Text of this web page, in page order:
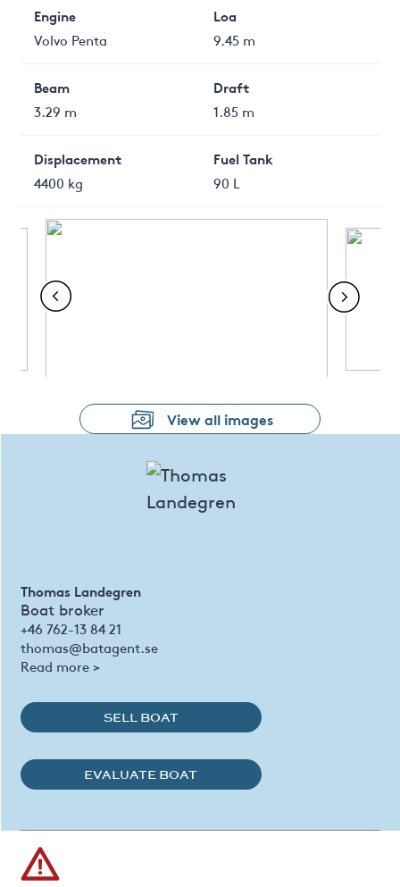
Engine
Volvo Penta
Loa
9.45 m
Beam
3.29 m
Draft
1.85 m
Displacement
4400 kg
Fuel Tank
90 L
View all images
Thomas Landegren
Boat broker
+46 762-13 84 21
thomas@batagent.se
Read more >
SELL BOAT
EVALUATE BOAT